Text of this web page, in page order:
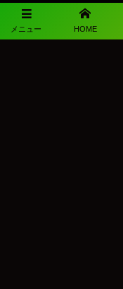
メニュー HOME